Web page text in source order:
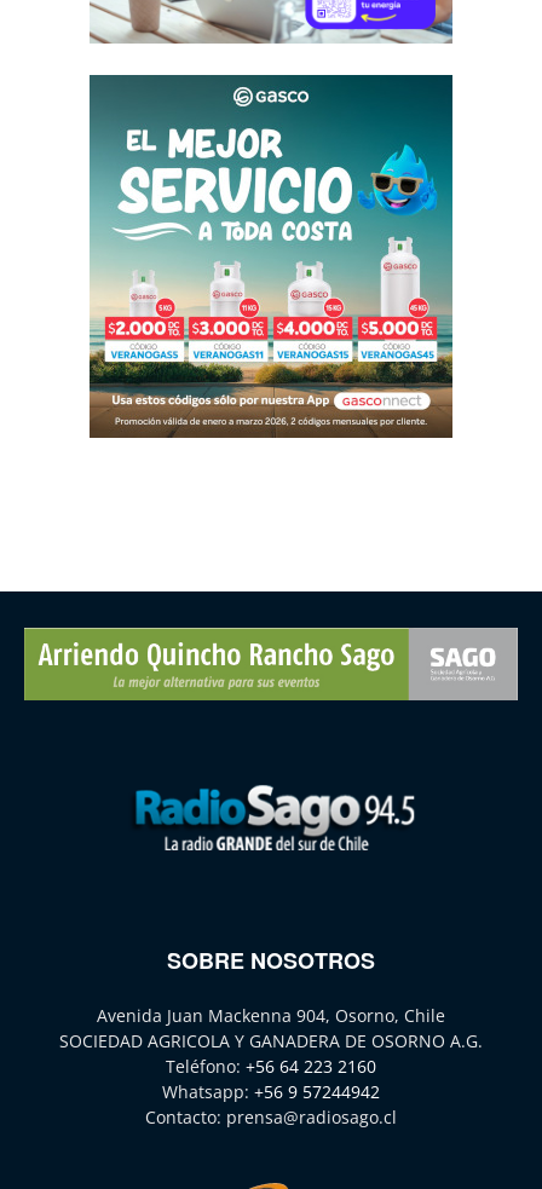
SOBRE NOSOTROS
Avenida Juan Mackenna 904, Osorno, Chile
SOCIEDAD AGRICOLA Y GANADERA DE OSORNO A.G.
Teléfono: +56 64 223 2160
Whatsapp: +56 9 57244942
Contacto: prensa@radiosago.cl